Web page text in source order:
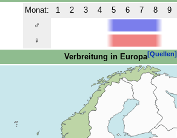
Monat:
1 2 3 4 5 6 7 8 9
♂
♀
Verbreitung in Europa[Quellen]